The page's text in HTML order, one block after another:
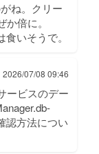
ね。クリー
倍に。
いそうで。
2026/07/08 09:46
ービスのデー
認方法につい